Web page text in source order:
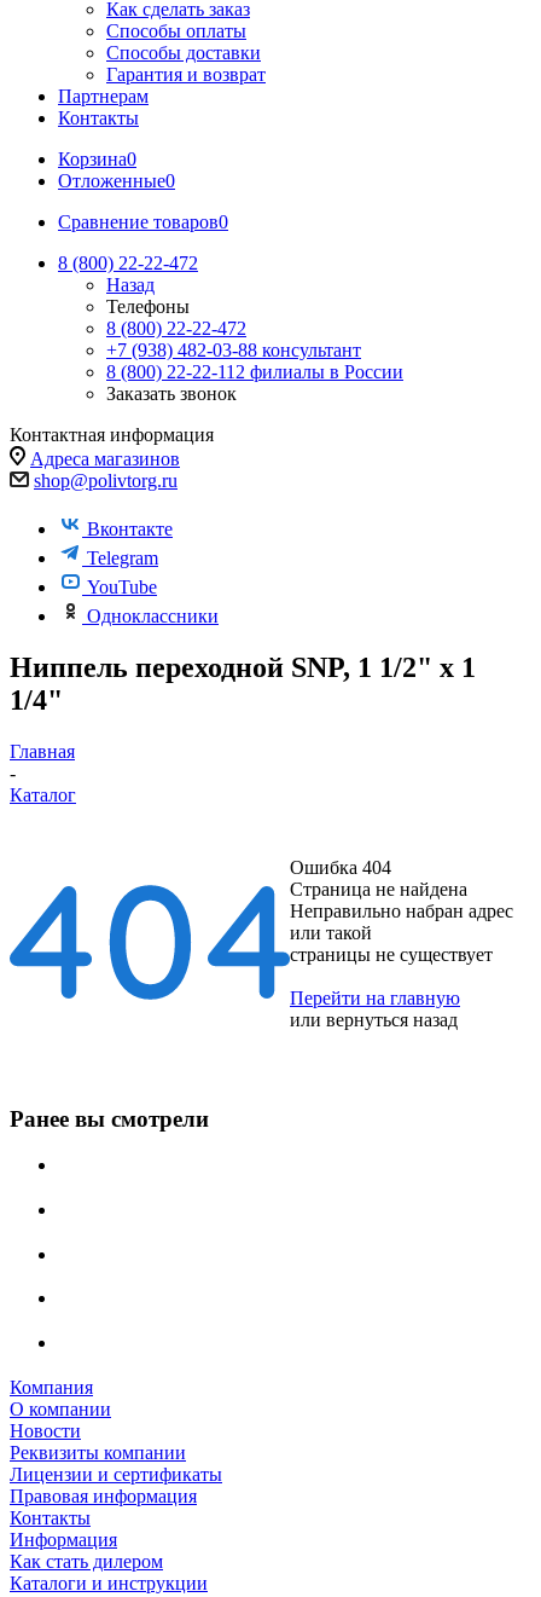
Как сделать заказ
Способы оплаты
Способы доставки
Гарантия и возврат
Партнерам
Контакты
Корзина0
Отложенные0
Сравнение товаров0
8 (800) 22-22-472
Назад
Телефоны
8 (800) 22-22-472
+7 (938) 482-03-88 консультант
8 (800) 22-22-112 филиалы в России
Заказать звонок
Контактная информация
Адреса магазинов
shop@polivtorg.ru
Вконтакте
Telegram
YouTube
Одноклассники
Ниппель переходной SNP, 1 1/2" х 1
1/4"
Главная
-
Каталог
Ошибка 404
Страница не найдена
Неправильно набран адрес
или такой
страницы не существует
Перейти на главную
или вернуться назад
Ранее вы смотрели
Компания
О компании
Новости
Реквизиты компании
Лицензии и сертификаты
Правовая информация
Контакты
Информация
Как стать дилером
Каталоги и инструкции